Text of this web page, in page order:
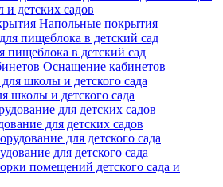
и детских садов
Напольные покрытия
пищеблока в детский сад
Оснащение кабинетов
школы и детского сада
для детских садов
для детского сада